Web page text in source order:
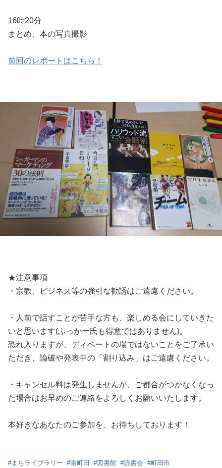
16時20分
まとめ、本の写真撮影
前回のレポートはこちら！
★注意事項
・宗教、ビジネス等の強引な勧誘はご遠慮ください。
・人前で話すことが苦手な方も、楽しめる会にしていきた
いと思います(ふっかー氏も得意ではありません)。
恐れ入りますが、ディベートの場ではないことをご了承い
ただき、論破や発表中の「割り込み」はご遠慮ください。
・キャンセル料は発生しませんが、ご都合がつかなくなっ
た場合はお早めのご連絡をよろしくお願いいたします。
本好きなあなたのご参加を、お待ちしております！
#まちライブラリー #南町田 #図書館 #読書会 #町田市